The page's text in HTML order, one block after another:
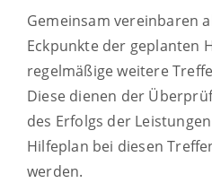
Gemeinsam vereinbaren
Eckpunkte der geplanten
regelmäßige weitere
Diese dienen der
des Erfolgs der
Hilfeplan bei diesen
werden.